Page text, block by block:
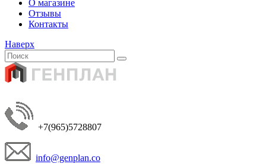
О магазине
Отзывы
Контакты
Наверх
+7(965)5728807
info@genplan.co